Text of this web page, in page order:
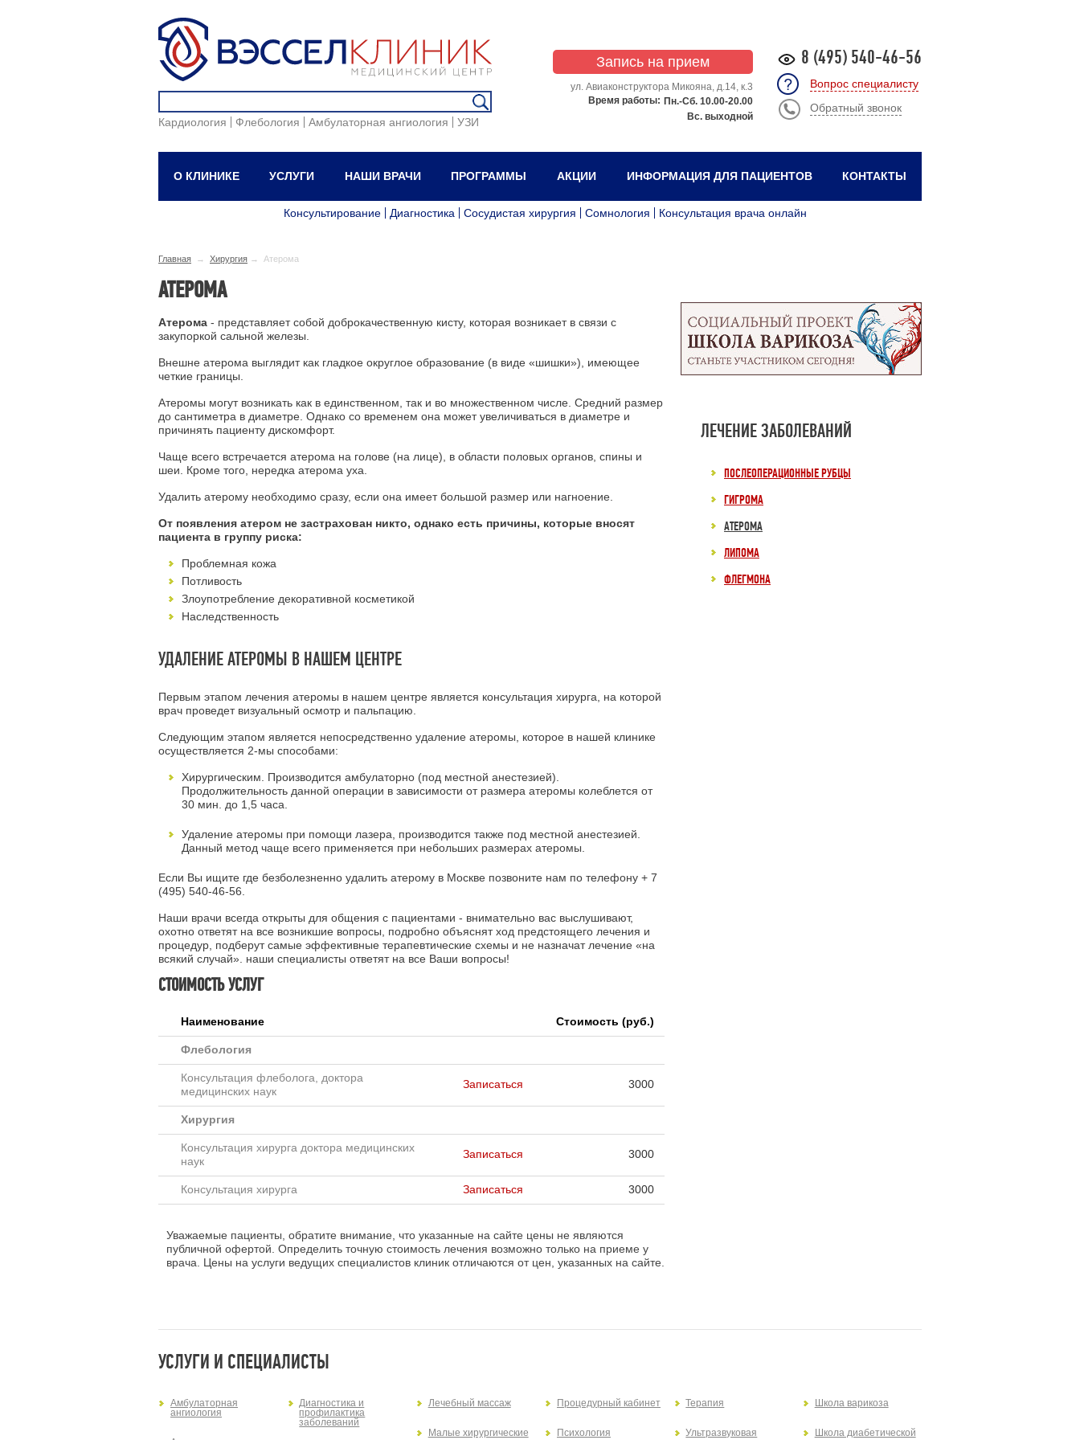
Кардиология Флебология Амбулаторная ангиология УЗИ
8 (495) 540-46-56
Вопрос специалисту
Обратный звонок
Запись на прием
ул. Авиаконструктора Микояна, д.14, к.3
Пн.-Сб. 10.00-20.00
Вс. выходной
Время работы:
О КЛИНИКЕ УСЛУГИ НАШИ ВРАЧИ ПРОГРАММЫ АКЦИИ ИНФОРМАЦИЯ ДЛЯ ПАЦИЕНТОВ КОНТАКТЫ
Консультирование Диагностика Сосудистая хирургия Сомнология Консультация врача онлайн
Главная → Хирургия → Атерома
АТЕРОМА
Атерома - представляет собой доброкачественную кисту, которая возникает в связи с
закупоркой сальной железы.
Внешне атерома выглядит как гладкое округлое образование (в виде «шишки»), имеющее
четкие границы.
Атеромы могут возникать как в единственном, так и во множественном числе. Средний размер
до сантиметра в диаметре. Однако со временем она может увеличиваться в диаметре и
причинять пациенту дискомфорт.
Чаще всего встречается атерома на голове (на лице), в области половых органов, спины и
шеи. Кроме того, нередка атерома уха.
Удалить атерому необходимо сразу, если она имеет большой размер или нагноение.
От появления атером не застрахован никто, однако есть причины, которые вносят
пациента в группу риска:
Проблемная кожа
Потливость
Злоупотребление декоративной косметикой
Наследственность
УДАЛЕНИЕ АТЕРОМЫ В НАШЕМ ЦЕНТРЕ
Первым этапом лечения атеромы в нашем центре является консультация хирурга, на которой
врач проведет визуальный осмотр и пальпацию.
Следующим этапом является непосредственно удаление атеромы, которое в нашей клинике
осуществляется 2-мы способами:
Хирургическим. Производится амбулаторно (под местной анестезией).
Продолжительность данной операции в зависимости от размера атеромы колеблется от
30 мин. до 1,5 часа.
Удаление атеромы при помощи лазера, производится также под местной анестезией.
Данный метод чаще всего применяется при небольших размерах атеромы.
Если Вы ищите где безболезненно удалить атерому в Москве позвоните нам по телефону + 7
(495) 540-46-56
Наши врачи всегда открыты для общения с пациентами - внимательно вас выслушивают,
охотно ответят на все возникшие вопросы, подробно объяснят ход предстоящего лечения и
процедур, подберут самые эффективные терапевтические схемы и не назначат лечение «на
всякий случай». наши специалисты ответят на все Ваши вопросы!
СТОИМОСТЬ УСЛУГ
Наименование Стоимость (руб.)
Флебология
Консультация флеболога, доктора
медицинских наук
Записаться 3000
Хирургия
Консультация хирурга доктора медицинских
наук
Записаться 3000
Консультация хирурга Записаться 3000
Уважаемые пациенты, обратите внимание, что указанные на сайте цены не являются
публичной офертой. Определить точную стоимость лечения возможно только на приеме у
врача. Цены на услуги ведущих специалистов клиник отличаются от цен, указанных на сайте.
ЛЕЧЕНИЕ ЗАБОЛЕВАНИЙ
ПОСЛЕОПЕРАЦИОННЫЕ РУБЦЫ
ГИГРОМА
АТЕРОМА
ЛИПОМА
ФЛЕГМОНА
УСЛУГИ И СПЕЦИАЛИСТЫ
Амбулаторная
ангиология
Диагностика и
профилактика
заболеваний
Лечебный массаж
Малые хирургические
Процедурный кабинет
Психология
Терапия
Ультразвуковая
Школа варикоза
Школа диабетической